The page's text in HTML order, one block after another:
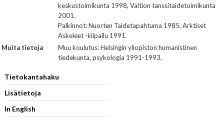
keskustoimikunta 1998, Valtion tanssitaidetoimikunta
2001.
Palkinnot: Nuorten Taidetapahtuma 1985, Arktiset
Askeleet -kilpailu 1991.
Muita tietoja
Muu koulutus: Helsingin yliopiston humanistinen
tiedekunta, psykologia 1991-1993.
Tietokantahaku
Lisätietoja
In English